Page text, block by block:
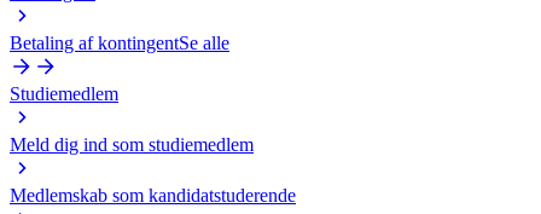
Betaling af kontingentSe alle
Studiemedlem
Meld dig ind som studiemedlem
Medlemskab som kandidatstuderende